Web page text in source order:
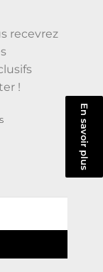
En savoir plus
recevrez
!